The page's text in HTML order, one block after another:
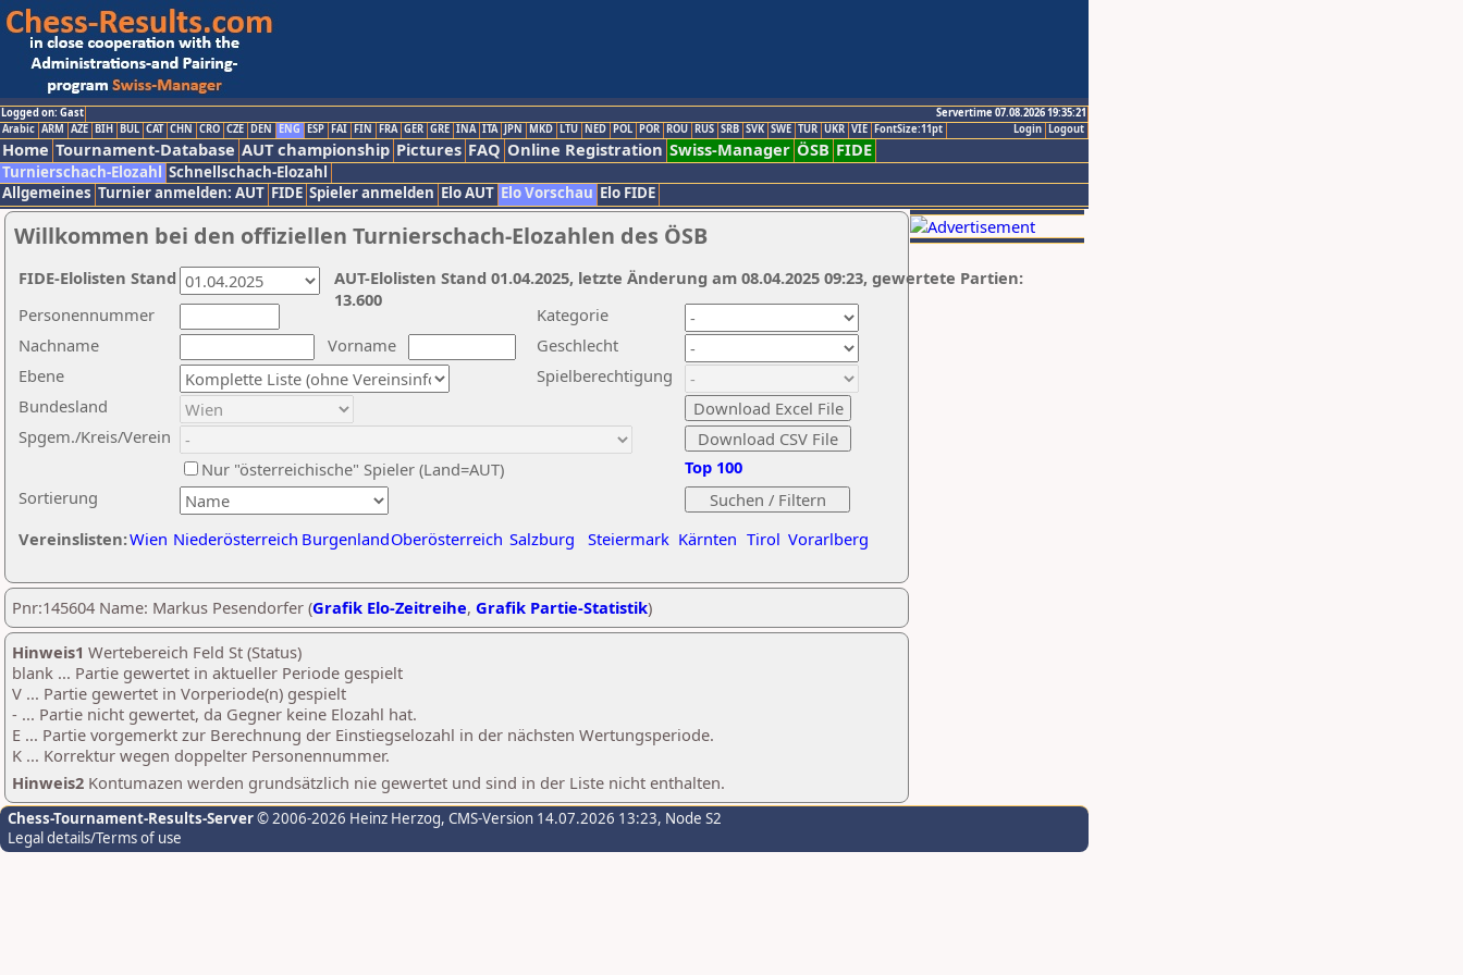
Logged on: Gast
Servertime 07.08.2026 19:35:21
Logout
Login
Arabic ARM AZE BIH BUL CAT CHN CRO CZE DEN ENG ESP FAI FIN FRA GER GRE INA ITA JPN MKD LTU NED POL POR ROU RUS SRB SVK SWE TUR UKR VIE FontSize:11pt
Home Tournament-Database AUT championship Pictures FAQ Online Registration Swiss-Manager ÖSB FIDE
Turnierschach-Elozahl Schnellschach-Elozahl
Allgemeines Turnier anmelden: AUT FIDE Spieler anmelden Elo AUT Elo Vorschau Elo FIDE
Willkommen bei den offiziellen Turnierschach-Elozahlen des ÖSB
Nachname
Vorname
Ebene
Kategorie
Sortierung
Personennummer
Bundesland
Spgem./Kreis/Verein
Geschlecht
Nur "österreichische" Spieler (Land=AUT)
Spielberechtigung
Vereinslisten:Wien Niederösterreich BurgenlandOberösterreich Salzburg Steiermark Kärnten Tirol Vorarlberg
Top 100
AUT-Elolisten Stand 01.04.2025, letzte Änderung am 08.04.2025 09:23, gewertete Partien:
13.600
FIDE-Elolisten Stand
Pnr:145604 Name: Markus Pesendorfer (Grafik Elo-Zeitreihe, Grafik Partie-Statistik)
Hinweis1 Wertebereich Feld St (Status)
blank ... Partie gewertet in aktueller Periode gespielt
V ... Partie gewertet in Vorperiode(n) gespielt
- ... Partie nicht gewertet, da Gegner keine Elozahl hat.
E ... Partie vorgemerkt zur Berechnung der Einstiegselozahl in der nächsten Wertungsperiode.
K ... Korrektur wegen doppelter Personennummer.
Hinweis2 Kontumazen werden grundsätzlich nie gewertet und sind in der Liste nicht enthalten.
Chess-Tournament-Results-Server© 2006-2026 Heinz Herzog, CMS-Version 14.07.2026 13:23, Node S2
Legal details/Terms of use